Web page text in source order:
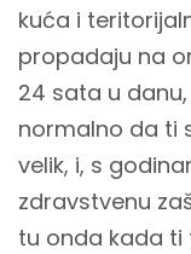
kuća i
propadaju na
24 sata u
normalno da ti
velik, i, s
zdravstvenu
tu onda kada ti